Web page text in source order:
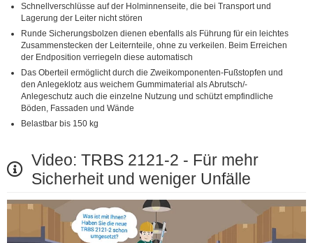
Schnellverschlüsse auf der Holminnenseite, die bei Transport und
Lagerung der Leiter nicht stören
Runde Sicherungsbolzen dienen ebenfalls als Führung für ein leichtes
Zusammenstecken der Leiternteile, ohne zu verkeilen. Beim Erreichen
der Endposition verriegeln diese automatisch
Das Oberteil ermöglicht durch die Zweikomponenten-Fußstopfen und
den Anlegeklotz aus weichem Gummimaterial als Abrutsch/-
Anlegeschutz auch die einzelne Nutzung und schützt empfindliche
Böden, Fassaden und Wände
Belastbar bis 150 kg
Video: TRBS 2121-2 - Für mehr
Sicherheit und weniger Unfälle